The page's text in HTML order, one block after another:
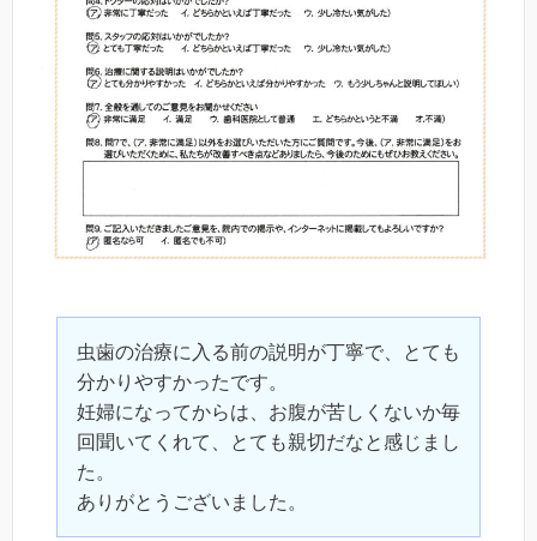
虫歯の治療に入る前の説明が丁寧で、とても
分かりやすかったです。
妊婦になってからは、お腹が苦しくないか毎
回聞いてくれて、とても親切だなと感じまし
た。
ありがとうございました。